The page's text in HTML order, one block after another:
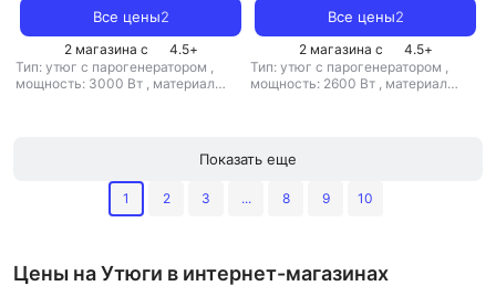
Все цены2
2 магазина с 4.5+
Тип: утюг с парогенератором ,
мощность: 3000 Вт , материал
Все цены2
2 магазина с 4.5+
Тип: утюг с парогенератором ,
мощность: 2600 Вт , материал
Показать еще
1 2 3 ... 8 9 10
Цены на Утюги в интернет-магазинах